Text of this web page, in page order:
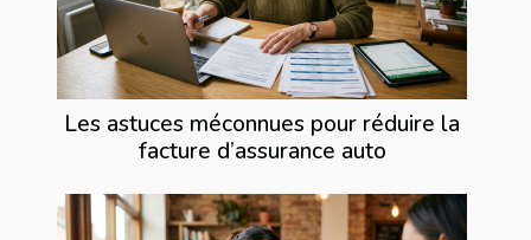
Les astuces méconnues pour réduire la
facture d’assurance auto